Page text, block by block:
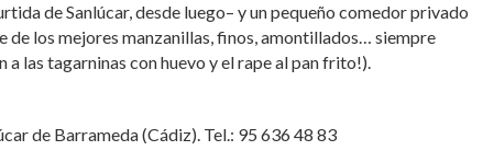
de Sanlúcar, desde luego– y un pequeño comedor privado
de los mejores manzanillas, finos, amontillados… siempre
las tagarninas con huevo y el rape al pan frito!).
de Barrameda (Cádiz). Tel.: 95 636 48 83